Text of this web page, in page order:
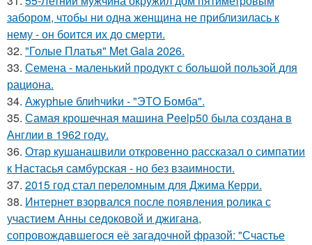
забором, чтобы ни одна женщина не приблизилась к
нему - он боится их до смерти.
32. "Голые Платья" Met Gala 2026.
33. Семена - маленький продукт с большой пользой для
рациона.
34. Ажурhые блиhчиkи - "ЭТO Бомба".
35. Самая крошечная машинa Peelp50 была созданa в
Англии в 1962 году.
36. Отар кушанашвили откровенно рассказал о симпатии
к Настасья самбурская - но без взаимности.
37. 2015 год стал переломным для Джима Керри.
38. Интернет взорвался после появления ролика с
участием Анны седоковой и джигана,
сопровождавшегося её загадочной фразой: "Счастье